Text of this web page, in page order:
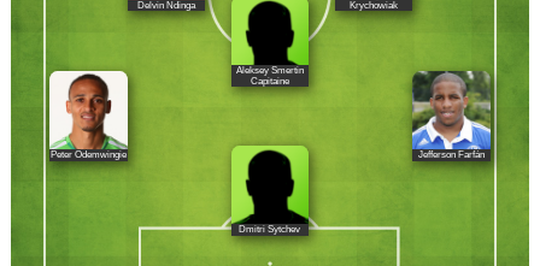
Delvin Ndinga
Krychowiak
Aleksey Smertin
Capitaine
Jefferson Farfán
Peter Odemwingie
Dmitri Sytchev